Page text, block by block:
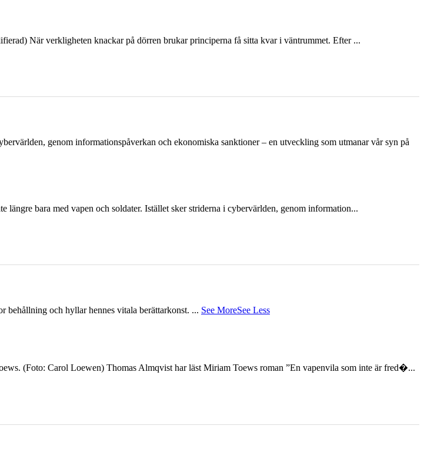
När verkligheten knackar på dörren brukar principerna få sitta kvar i väntrummet. Efter ...
genom informationspåverkan och ekonomiska sanktioner – en utveckling som utmanar vår syn på
bara med vapen och soldater. Istället sker striderna i cybervärlden, genom information...
behållning och hyllar hennes vitala berättarkonst. ... See MoreSee Less
(Foto: Carol Loewen) Thomas Almqvist har läst Miriam Toews roman ”En vapenvila som inte är fred�...